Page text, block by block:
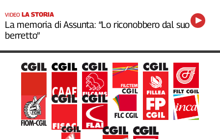
VIDEO LA STORIA
La memoria di Assunta: “Lo riconobbero dal suo
berretto”